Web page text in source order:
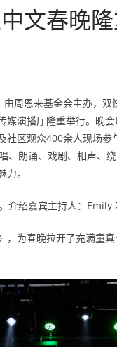
文春晚
周恩来基金会主办，
媒演播厅隆重举行。晚
区观众400余人现场
、朗诵、戏剧、相声、
。
绍嘉宾主持人：Emily
为春晚拉开了充满童